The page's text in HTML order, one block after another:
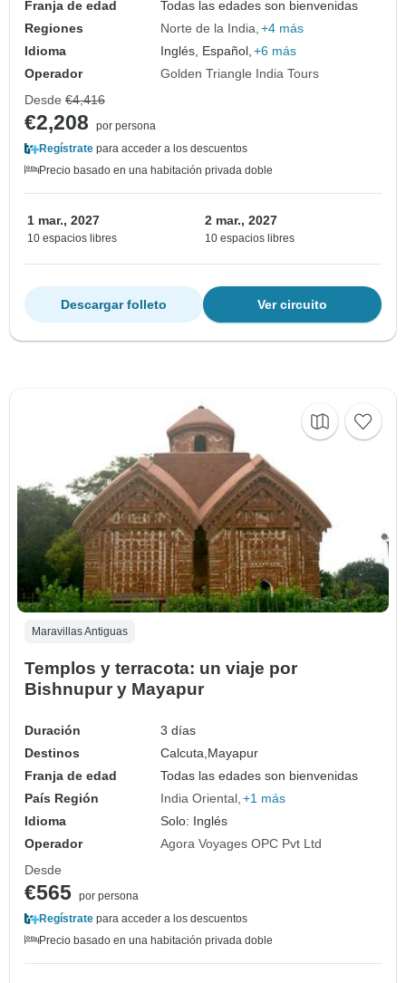
Franja de edad
Todas las edades son bienvenidas
Regiones
Norte de la India +4 más
Idioma
Inglés, Español, +6 más
Operador
Golden Triangle India Tours
Desde €4,416
€2,208
por persona
Regístrate para acceder a los descuentos
Precio basado en una habitación privada doble
1 mar., 2027
10 espacios libres
2 mar., 2027
10 espacios libres
Ver circuito
Descargar folleto
Maravillas Antiguas
Templos y terracota: un viaje por
Bishnupur y Mayapur
Duración
3 días
Destinos
Calcuta, Mayapur
Franja de edad
Todas las edades son bienvenidas
País Región
India Oriental +1 más
Idioma
Solo: Inglés
Operador
Agora Voyages OPC Pvt Ltd
Desde
€565 por persona
Regístrate para acceder a los descuentos
Precio basado en una habitación privada doble